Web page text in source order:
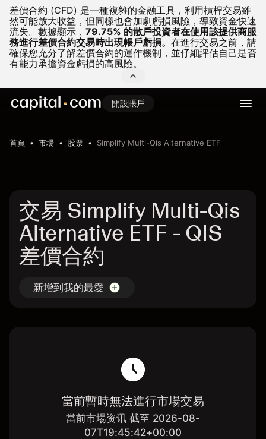
差價合約 (CFD) 是一種複雜的金融工具，利用槓桿交易雖
然可能放大收益，但同樣也會加劇虧損風險，導致資金快速
流失。 數據顯示， 79.75% 的散戶投資者在使用該提供商服
務進行差價合約交易時出現帳戶虧損。 在進行交易之前，請
確保您充分了解差價合約的運作機制，並仔細評估自己是否
有能力承擔資金虧損的高風險。
開設賬戶
首頁 市場 股票 Simplify Multi-Qis Alternative ETF
交易 Simplify Multi-Qis
Alternative ETF - QIS
差價合約
新增到我的最愛
當前暫時無法進行市場交易
當前市場资讯 截至 2026-08-
07T19:45:42+00:00